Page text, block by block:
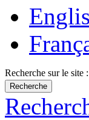
Recherche sur le site :